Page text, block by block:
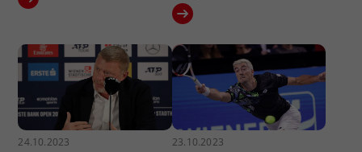
24.10.2023 23.10.2023